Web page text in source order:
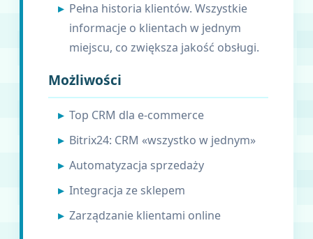
Pełna historia klientów. Wszystkie
informacje o klientach w jednym
miejscu, co zwiększa jakość obsługi.
Możliwości
Top CRM dla e-commerce
Bitrix24: CRM «wszystko w jednym»
Automatyzacja sprzedaży
Integracja ze sklepem
Zarządzanie klientami online